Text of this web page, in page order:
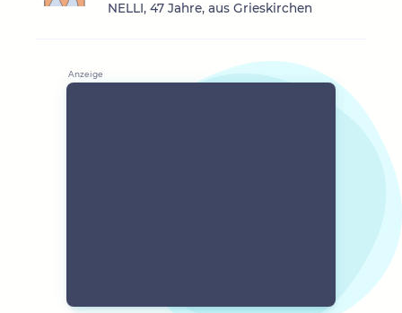
NELLI, 47 Jahre, aus Grieskirchen